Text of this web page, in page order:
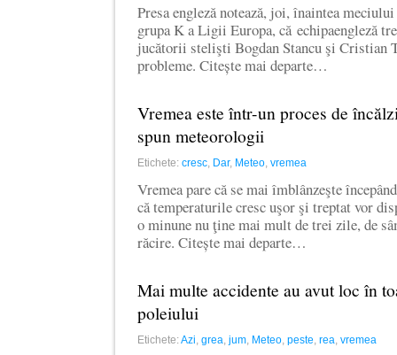
Presa engleză notează, joi, înaintea
grupa K a Ligii Europa, că echipaengleză
jucătorii stelişti Bogdan Stancu şi Cristian
probleme. Citește mai departe…
Vremea este într-un proces de
spun meteorologii
Etichete: cresc Dar, Meteo vremea
Vremea pare că se mai îmblânzeşte
că temperaturile cresc uşor şi treptat vor
o minune nu ţine mai mult de trei zile, de
răcire. Citește mai departe…
Mai multe accidente au avut loc în
poleiului
Etichete:Azi grea jum Meteo peste rea vremea